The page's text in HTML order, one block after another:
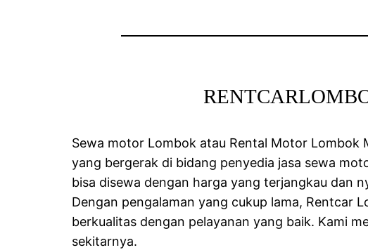
Sewa motor Lombok atau Rental Motor Lombok
yang bergerak di bidang penyedia jasa sewa
bisa disewa dengan harga yang terjangkau dan
Dengan pengalaman yang cukup lama, Rentcar
berkualitas dengan pelayanan yang baik. Kami
sekitarnya.